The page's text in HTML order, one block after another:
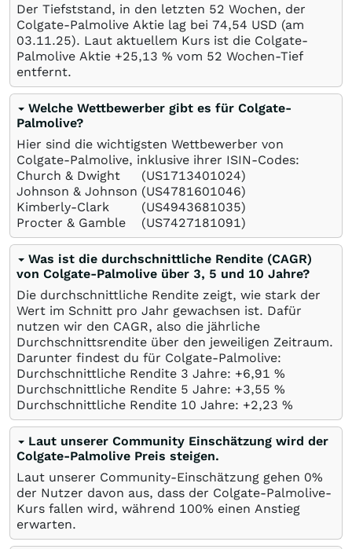
Der Tiefststand, in den letzten 52 Wochen, der
Colgate-Palmolive Aktie lag bei 74,54 USD (am
03.11.25). Laut aktuellem Kurs ist die Colgate-
Palmolive Aktie +25,13 % vom 52 Wochen-Tief
entfernt.
Welche Wettbewerber gibt es für Colgate-
Palmolive?
Hier sind die wichtigsten Wettbewerber von
Colgate-Palmolive, inklusive ihrer ISIN-Codes:
Church & Dwight
(US1713401024)
Johnson & Johnson (US4781601046)
Kimberly-Clark
(US4943681035)
Procter & Gamble
(US7427181091)
Was ist die durchschnittliche Rendite (CAGR)
von Colgate-Palmolive über 3, 5 und 10 Jahre?
Die durchschnittliche Rendite zeigt, wie stark der
Wert im Schnitt pro Jahr gewachsen ist. Dafür
nutzen wir den CAGR, also die jährliche
Durchschnittsrendite über den jeweiligen Zeitraum.
Darunter findest du für Colgate-Palmolive:
Durchschnittliche Rendite 3 Jahre: +6,91 %
Durchschnittliche Rendite 5 Jahre: +3,55 %
Durchschnittliche Rendite 10 Jahre: +2,23 %
Laut unserer Community Einschätzung wird der
Colgate-Palmolive Preis steigen.
Laut unserer Community-Einschätzung gehen 0%
der Nutzer davon aus, dass der Colgate-Palmolive-
Kurs fallen wird, während 100% einen Anstieg
erwarten.